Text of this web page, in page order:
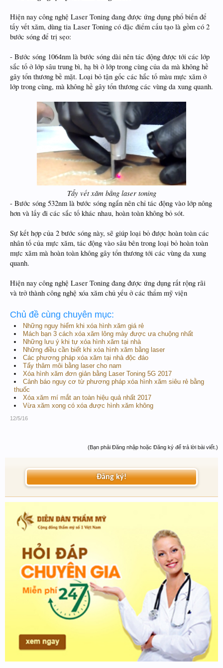
Hiện nay công nghệ Laser Toning đang được ứng dụng phổ biến để
tấy vết xăm, dùng tia Laser Toning có đặc điểm cấu tạo là gồm có 2
bước sóng để trị sẹo:
- Bước sóng 1064nm là bước sóng dài nên tác động được tới các lớp
sắc tố ở lớp sâu trung bì, hạ bì ở lớp trong cùng của da mà không hề
gây tổn thương bề mặt. Loại bỏ tận gốc các hắc tố màu mực xăm ở
lớp trong cùng, mà không hề gây tổn thương các vùng da xung quanh.
Tẩy vết xăm bằng laser toning
- Bước sóng 532nm là bước sóng ngắn nên chỉ tác động vào lớp nông
hơn và lấy đi các sắc tố khác nhau, hoàn toàn không bỏ sót.
Sự kết hợp của 2 bước sóng này, sẽ giúp loại bỏ được hoàn toàn các
nhân tố của mực xăm, tác động vào sâu bên trong loại bỏ hoàn toàn
mực xăm mà hoàn toàn không gây tổn thương tới các vùng da xung
quanh.
Hiện nay công nghệ Laser Toning đang được ứng dụng rất rộng rãi
và trở thành công nghệ xóa xăm chủ yếu ở các thẩm mỹ viện
Chủ đề cùng chuyên mục:
Những nguy hiểm khi xóa hình xăm giá rẻ
Mách bạn 3 cách xóa xăm lông mày được ưa chuộng nhất
Những lưu ý khi tự xóa hình xăm tại nhà
Những điều cần biết khi xóa hình xăm bằng laser
Các phương pháp xóa xăm tại nhà độc đáo
Tẩy thâm môi bằng laser cho nam
Xóa hình xăm đơn giản bằng Laser Toning 5G 2017
Cảnh báo nguy cơ từ phương pháp xóa hình xăm siêu rẻ bằng
thuốc
Xóa xăm mí mắt an toàn hiệu quả nhất 2017
Vừa xăm xong có xóa được hình xăm không
12/5/16
(Bạn phải Đăng nhập hoặc Đăng ký để trả lời bài viết.)
Đăng ký!